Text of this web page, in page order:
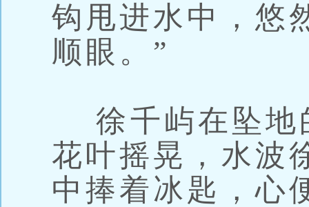
钩甩进水中，悠
顺眼。”
徐千屿在坠地
花叶摇晃，水波
中捧着冰匙，心